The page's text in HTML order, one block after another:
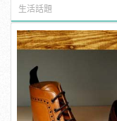
直美」共同獻聲！
生活話題